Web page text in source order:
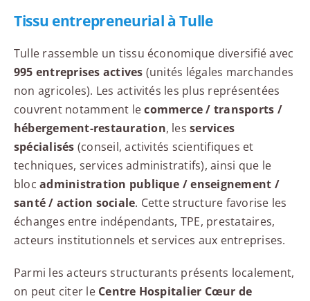
Tissu entrepreneurial à Tulle
Tulle rassemble un tissu économique diversifié avec
995 entreprises actives (unités légales marchandes
non agricoles). Les activités les plus représentées
couvrent notamment lecommerce / transports /
hébergement-restauration, lesservices
spécialisés (conseil, activités scientifiques et
techniques, services administratifs), ainsi que le
blocadministration publique / enseignement /
santé / action sociale. Cette structure favorise les
échanges entre indépendants, TPE, prestataires,
acteurs institutionnels et services aux entreprises.
Parmi les acteurs structurants présents localement,
on peut citer le Centre Hospitalier Cœur de